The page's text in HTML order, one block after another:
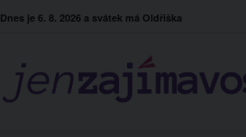
Dnes je 6. 8. 2026 a svátek má Oldřiška